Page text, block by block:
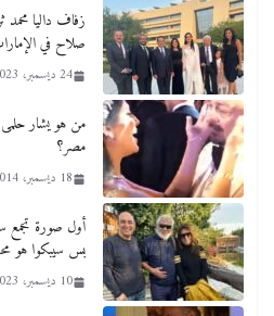
زفاف داليا
صلاح في
24 ديسمبر، 2023
من هو يشار
مصر؟
18 ديسمبر، 2014
أول صورة تجمع
بس سيبكوا هو
10 ديسمبر، 2023